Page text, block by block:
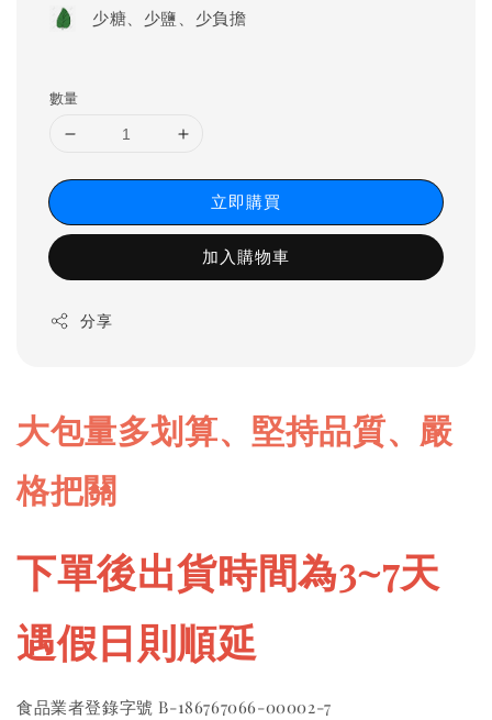
少糖、少鹽、少負擔
數量
立即購買
加入購物車
分享
大包量多划算、堅持品質、嚴
格把關
下單後出貨時間為3~7天
遇假日則順延
食品業者登錄字號 B-186767066-00002-7